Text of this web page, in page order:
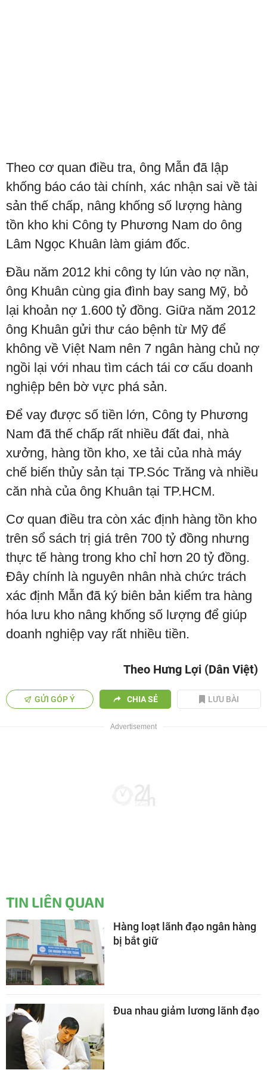
Theo cơ quan điều tra, ông Mẫn đã lập
khống báo cáo tài chính, xác nhận sai về tài
sản thế chấp, nâng khống số lượng hàng
tồn kho khi Công ty Phương Nam do ông
Lâm Ngọc Khuân làm giám đốc.
Đầu năm 2012 khi công ty lún vào nợ nần,
ông Khuân cùng gia đình bay sang Mỹ, bỏ
lại khoản nợ 1.600 tỷ đồng. Giữa năm 2012
ông Khuân gửi thư cáo bệnh từ Mỹ để
không về Việt Nam nên 7 ngân hàng chủ nợ
ngồi lại với nhau tìm cách tái cơ cấu doanh
nghiệp bên bờ vực phá sản.
Để vay được số tiền lớn, Công ty Phương
Nam đã thế chấp rất nhiều đất đai, nhà
xưởng, hàng tồn kho, xe tải của nhà máy
chế biến thủy sản tại TP.Sóc Trăng và nhiều
căn nhà của ông Khuân tại TP.HCM.
Cơ quan điều tra còn xác định hàng tồn kho
trên sổ sách trị giá trên 700 tỷ đồng nhưng
thực tế hàng trong kho chỉ hơn 20 tỷ đồng.
Đây chính là nguyên nhân nhà chức trách
xác định Mẫn đã ký biên bản kiểm tra hàng
hóa lưu kho nâng khống số lượng để giúp
doanh nghiệp vay rất nhiều tiền.
Theo Hưng Lợi (Dân Việt)
GỬI GÓP Ý CHIA SẺ LƯU BÀI
TIN LIÊN QUAN
Hàng loạt lãnh đạo ngân hàng
bị bắt giữ
Đua nhau giảm lương lãnh đạo